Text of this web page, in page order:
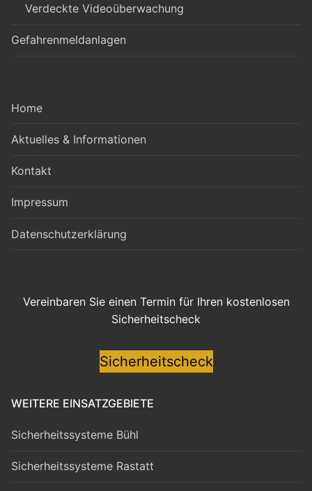
Verdeckte Videoüberwachung
Gefahrenmeldanlagen
Home
Aktuelles & Informationen
Kontakt
Impressum
Datenschutzerklärung
Vereinbaren Sie einen Termin für Ihren kostenlosen
Sicherheitscheck
Sicherheitscheck
WEITERE EINSATZGEBIETE
Sicherheitssysteme Bühl
Sicherheitssysteme Rastatt